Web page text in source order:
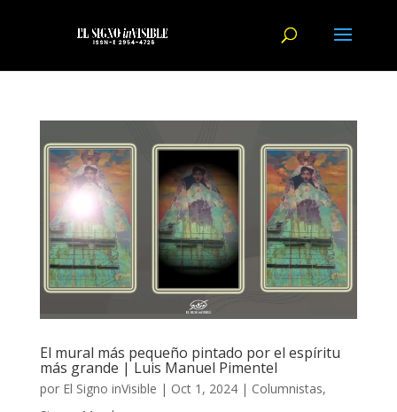
El mural más pequeño pintado por el espíritu
más grande | Luis Manuel Pimentel
por El Signo inVisible | Oct 1, 2024| Columnistas,